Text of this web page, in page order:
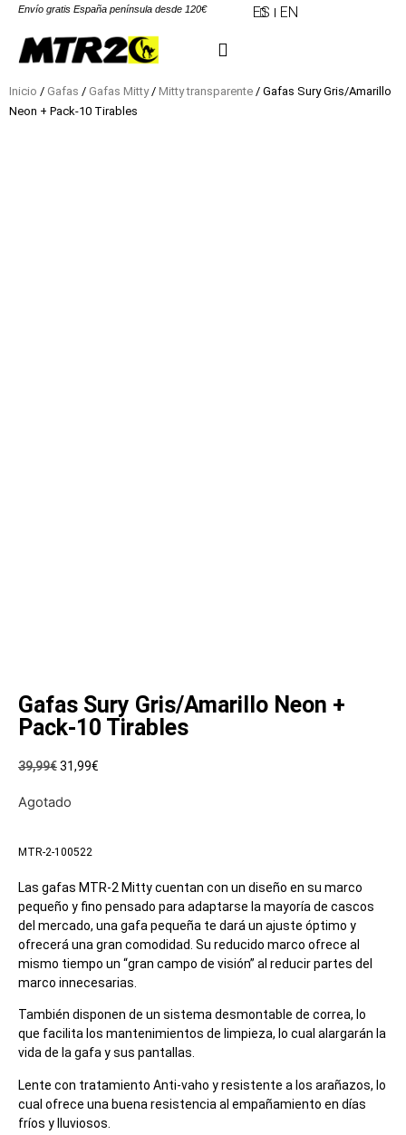
Envío gratis España península desde 120€ ES EN
Inicio / Gafas / Gafas Mitty/ Mitty transparente / Gafas Sury Gris/Amarillo
Neon + Pack-10 Tirables
Gafas Sury Gris/Amarillo Neon +
Pack-10 Tirables
39,99€31,99€
Agotado
MTR-2-100522
Las gafas MTR-2 Mitty cuentan con un diseño en su marco
pequeño y fino pensado para adaptarse la mayoría de cascos
del mercado, una gafa pequeña te dará un ajuste óptimo y
ofrecerá una gran comodidad. Su reducido marco ofrece al
mismo tiempo un “gran campo de visión” al reducir partes del
marco innecesarias.
También disponen de un sistema desmontable de correa, lo
que facilita los mantenimientos de limpieza, lo cual alargarán la
vida de la gafa y sus pantallas.
Lente con tratamiento Anti-vaho y resistente a los arañazos, lo
cual ofrece una buena resistencia al empañamiento en días
fríos y lluviosos.